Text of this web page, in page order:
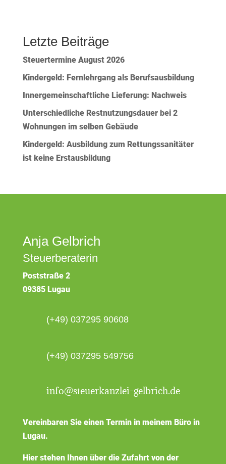
Letzte Beiträge
Steuertermine August 2026
Kindergeld: Fernlehrgang als Berufsausbildung
Innergemeinschaftliche Lieferung: Nachweis
Unterschiedliche Restnutzungsdauer bei 2
Wohnungen im selben Gebäude
Kindergeld: Ausbildung zum Rettungssanitäter
ist keine Erstausbildung
Anja Gelbrich
Steuerberaterin
Poststraße 2
09385 Lugau
(+49) 037295 90608
(+49) 037295 549756
info@steuerkanzlei-gelbrich.de
Vereinbaren Sie einen Termin in meinem Büro in
Lugau.
Hier stehen Ihnen über die Zufahrt von der